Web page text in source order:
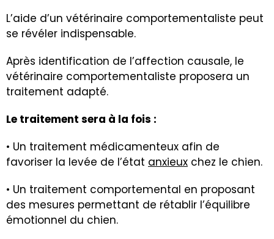
L’aide d’un vétérinaire comportementaliste peut
se révéler indispensable.
Après identification de l’affection causale, le
vétérinaire comportementaliste proposera un
traitement adapté.
Le traitement sera à la fois :
• Un traitement médicamenteux afin de
favoriser la levée de l’état anxieux chez le chien.
• Un traitement comportemental en proposant
des mesures permettant de rétablir l’équilibre
émotionnel du chien.